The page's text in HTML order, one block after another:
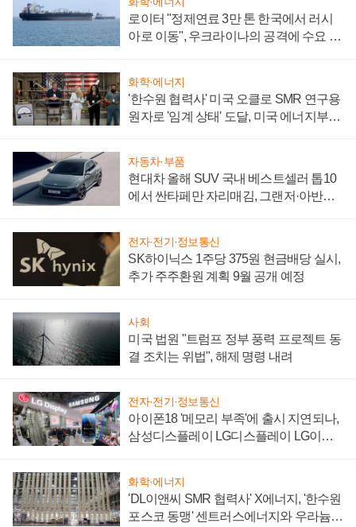
로이터 "정제연료 3만 톤 한국에서 러시
아로 이동", 우크라이나의 공격에 수요 늘
화학·에너지
'한수원 협력사' 미국 오클로 SMR 연구용
원자로 '임계 상태' 도달, 미국 에너지부
자동차·부품
현대차 올해 SUV 국내 베스트셀러 톱10
에서 싼타페만 자리매김, 그랜저·아반떼
전자·전기·정보통신
SK하이닉스 1주당 375원 현금배당 실시,
추가 주주환원 계획 9월 공개 예정
사회
미국 법원 "트럼프 정부 풍력 프로젝트 동
결 조치는 위법", 해제 명령 내려
전자·전기·정보통신
아이폰18 '메모리 부족'에 출시 지연되나,
삼성디스플레이 LG디스플레이 LG이노
화학·에너지
'DL이앤씨 SMR 협력사' X에너지, '한수원
포스코 동맹' 센트러스에너지와 우라늄